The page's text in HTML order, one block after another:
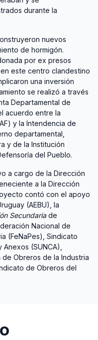
durante la
nuevos
de hormigón.
por ex presos
este centro clandestino
una inversión
se realizó a través
Departamental de
acuerdo entre la
y la Intendencia de
departamental,
y de la Institución
del Pueblo.
a cargo de la Dirección
a la Dirección
contó con el apoyo
(AEBU), la
Secundariade
Nacional de
(FeNaPes), Sindicato
(SUNCA),
Obreros de la Industria
de Obreros del